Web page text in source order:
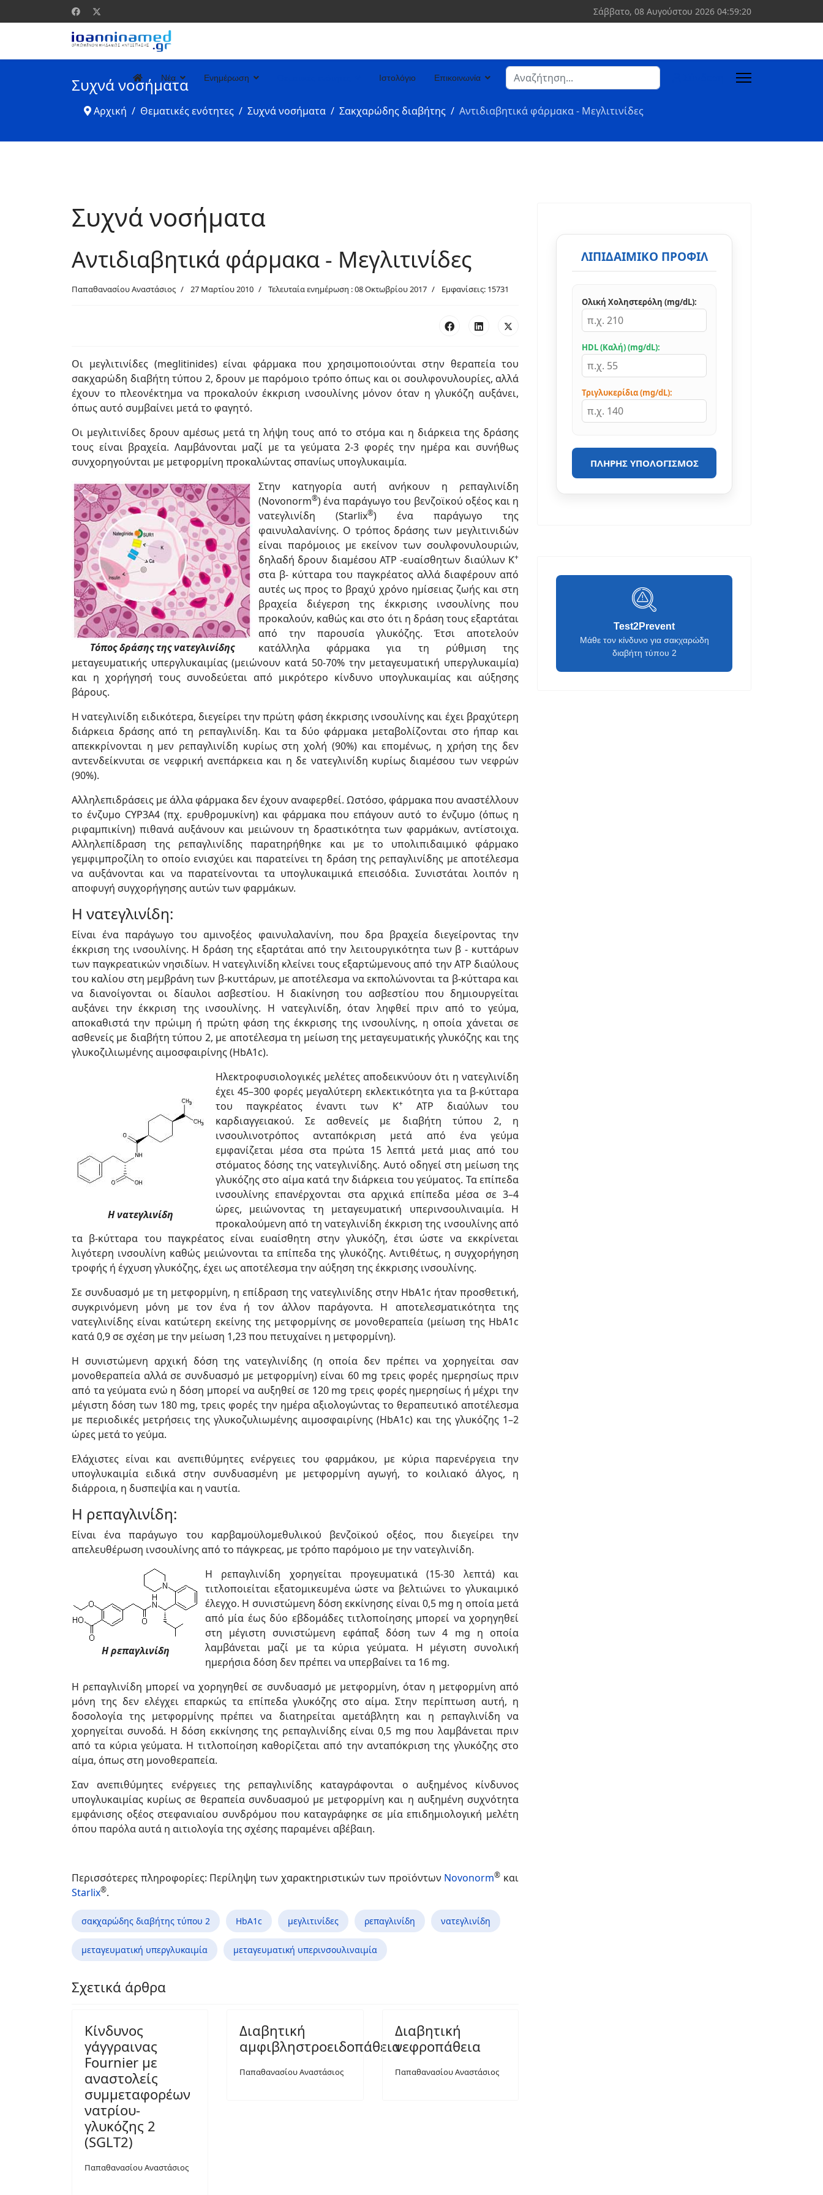
Σάββατο, 08 Αυγούστου 2026 04:59:21
Νέα Ενημέρωση Ιστολόγιο Επικοινωνία
Αναζήτηση
Συχνά νοσήματα
Αρχική Θεματικές ενότητες Συχνά νοσήματα Σακχαρώδης διαβήτης Αντιδιαβητικά φάρμακα - Μεγλιτινίδες
Συχνά νοσήματα
Αντιδιαβητικά φάρμακα - Μεγλιτινίδες
Παπαθανασίου Αναστάσιος 27 Μαρτίου 2010 Τελευταία ενημέρωση : 08 Οκτωβρίου 2017 Εμφανίσεις: 15731
Οι μεγλιτινίδες (meglitinides) είναι φάρμακα που χρησιμοποιούνται στην θεραπεία του
σακχαρώδη διαβήτη τύπου 2, δρουν με παρόμοιο τρόπο όπως και οι σουλφονυλουρίες, αλλά
έχουν το πλεονέκτημα να προκαλούν έκκριση ινσουλίνης μόνον όταν η γλυκόζη αυξάνει,
όπως αυτό συμβαίνει μετά το φαγητό.
Οι μεγλιτινίδες δρουν αμέσως μετά τη λήψη τους από το στόμα και η διάρκεια της δράσης
τους είναι βραχεία. Λαμβάνονται μαζί με τα γεύματα 2-3 φορές την ημέρα και συνήθως
συνχορηγούνται με μετφορμίνη προκαλώντας σπανίως υπογλυκαιμία.
Τόπος δράσης της νατεγλινίδης
Στην κατηγορία αυτή ανήκουν η ρεπαγλινίδη
(Novonorm®) ένα παράγωγο του βενζοϊκού οξέος και η
νατεγλινίδη (Starlix®) ένα παράγωγο της
φαινυλαλανίνης. Ο τρόπος δράσης των μεγλιτινιδών
είναι παρόμοιος με εκείνον των σουλφονυλουριών,
δηλαδή δρουν διαμέσου ΑΤΡ -ευαίσθητων διαύλων Κ+
στα β- κύτταρα του παγκρέατος αλλά διαφέρουν από
αυτές ως προς το βραχύ χρόνο ημίσειας ζωής και στη
βραχεία διέγερση της έκκρισης ινσουλίνης που
προκαλούν, καθώς και στο ότι η δράση τους εξαρτάται
από την παρουσία γλυκόζης. Έτσι αποτελούν
κατάλληλα φάρμακα για τη ρύθμιση της
μεταγευματικής υπεργλυκαιμίας (μειώνουν κατά 50-70% την μεταγευματική υπεργλυκαιμία)
και η χορήγησή τους συνοδεύεται από μικρότερο κίνδυνο υπογλυκαιμίας και αύξησης
βάρους.
Η νατεγλινίδη ειδικότερα, διεγείρει την πρώτη φάση έκκρισης ινσουλίνης και έχει βραχύτερη
διάρκεια δράσης από τη ρεπαγλινίδη. Και τα δύο φάρμακα μεταβολίζονται στο ήπαρ και
απεκκρίνονται η μεν ρεπαγλινίδη κυρίως στη χολή (90%) και επομένως, η χρήση της δεν
αντενδείκνυται σε νεφρική ανεπάρκεια και η δε νατεγλινίδη κυρίως διαμέσου των νεφρών
(90%).
Αλληλεπιδράσεις με άλλα φάρμακα δεν έχουν αναφερθεί. Ωστόσο, φάρμακα που αναστέλλουν
το ένζυμο CYP3A4 (πχ. ερυθρομυκίνη) και φάρμακα που επάγουν αυτό το ένζυμο (όπως η
ριφαμπικίνη) πιθανά αυξάνουν και μειώνουν τη δραστικότητα των φαρμάκων, αντίστοιχα.
Αλληλεπίδραση της ρεπαγλινίδης παρατηρήθηκε και με το υπολιπιδαιμικό φάρμακο
γεμφιμπροζίλη το οποίο ενισχύει και παρατείνει τη δράση της ρεπαγλινίδης με αποτέλεσμα
να αυξάνονται και να παρατείνονται τα υπογλυκαιμικά επεισόδια. Συνιστάται λοιπόν η
αποφυγή συγχορήγησης αυτών των φαρμάκων.
Η νατεγλινίδη:
Είναι ένα παράγωγο του αμινοξέος φαινυλαλανίνη, που δρα βραχεία διεγείροντας την
έκκριση της ινσουλίνης. Η δράση της εξαρτάται από την λειτουργικότητα των β - κυττάρων
των παγκρεατικών νησιδίων. Η νατεγλινίδη κλείνει τους εξαρτώμενους από την ATP διαύλους
του καλίου στη μεμβράνη των β-κυττάρων, με αποτέλεσμα να εκπολώνονται τα β-κύτταρα και
να διανοίγονται οι δίαυλοι ασβεστίου. Η διακίνηση του ασβεστίου που δημιουργείται
αυξάνει την έκκριση της ινσουλίνης. Η νατεγλινίδη, όταν ληφθεί πριν από το γεύμα,
αποκαθιστά την πρώιμη ή πρώτη φάση της έκκρισης της ινσουλίνης, η οποία χάνεται σε
ασθενείς με διαβήτη τύπου 2, με αποτέλεσμα τη μείωση της μεταγευματικής γλυκόζης και της
γλυκοζιλιωμένης αιμοσφαιρίνης (HbA1c).
Η νατεγλινίδη
Ηλεκτροφυσιολογικές μελέτες αποδεικνύουν ότι η νατεγλινίδη
έχει 45–300 φορές μεγαλύτερη εκλεκτικότητα για τα β-κύτταρα
του παγκρέατος έναντι των Κ+ATP διαύλων του
καρδιαγγειακού. Σε ασθενείς με διαβήτη τύπου 2, η
ινσουλινοτρόπος ανταπόκριση μετά από ένα γεύμα
εμφανίζεται μέσα στα πρώτα 15 λεπτά μετά μιας από του
στόματος δόσης της νατεγλινίδης. Αυτό οδηγεί στη μείωση της
γλυκόζης στο αίμα κατά την διάρκεια του γεύματος. Τα επίπεδα
ινσουλίνης επανέρχονται στα αρχικά επίπεδα μέσα σε 3–4
ώρες, μειώνοντας τη μεταγευματική υπερινσουλιναιμία. Η
προκαλούμενη από τη νατεγλινίδη έκκριση της ινσουλίνης από
τα β-κύτταρα του παγκρέατος είναι ευαίσθητη στην γλυκόζη, έτσι ώστε να εκκρίνεται
λιγότερη ινσουλίνη καθώς μειώνονται τα επίπεδα της γλυκόζης. Αντιθέτως, η συγχορήγηση
τροφής ή έγχυση γλυκόζης, έχει ως αποτέλεσμα την αύξηση της έκκρισης ινσουλίνης.
Σε συνδυασμό με τη μετφορμίνη, η επίδραση της νατεγλινίδης στην HbA1c ήταν προσθετική,
συγκρινόμενη μόνη με τον ένα ή τον άλλον παράγοντα. Η αποτελεσματικότητα της
νατεγλινίδης είναι κατώτερη εκείνης της μετφορμίνης σε μονοθεραπεία (μείωση της HbA1c
κατά 0,9 σε σχέση με την μείωση 1,23 που πετυχαίνει η μετφορμίνη).
Η συνιστώμενη αρχική δόση της νατεγλινίδης (η οποία δεν πρέπει να χορηγείται σαν
μονοθεραπεία αλλά σε συνδυασμό με μετφορμίνη) είναι 60 mg τρεις φορές ημερησίως πριν
από τα γεύματα ενώ η δόση μπορεί να αυξηθεί σε 120 mg τρεις φορές ημερησίως ή μέχρι την
μέγιστη δόση των 180 mg, τρεις φορές την ημέρα αξιολογώντας το θεραπευτικό αποτέλεσμα
με περιοδικές μετρήσεις της γλυκοζυλιωμένης αιμοσφαιρίνης (HbA1c) και της γλυκόζης 1–2
ώρες μετά το γεύμα.
Ελάχιστες είναι και ανεπιθύμητες ενέργειες του φαρμάκου, με κύρια παρενέργεια την
υπογλυκαιμία ειδικά στην συνδυασμένη με μετφορμίνη αγωγή, το κοιλιακό άλγος, η
διάρροια, η δυσπεψία και η ναυτία.
Η ρεπαγλινίδη:
Είναι ένα παράγωγο του καρβαμοϋλομεθυλικού βενζοϊκού οξέος, που διεγείρει την
απελευθέρωση ινσουλίνης από το πάγκρεας, με τρόπο παρόμοιο με την νατεγλινίδη.
Η
Η ρεπαγλινίδη
ρεπαγλινίδη χορηγείται προγευματικά (15-30 λεπτά) και
τιτλοποιείται εξατομικευμένα ώστε να βελτιώνει το γλυκαιμικό
έλεγχο. Η συνιστώμενη δόση εκκίνησης είναι 0,5 mg η οποία μετά
από μία έως δύο εβδομάδες τιτλοποίησης μπορεί να χορηγηθεί
στη μέγιστη συνιστώμενη εφάπαξ δόση των 4 mg η οποία
λαμβάνεται μαζί με τα κύρια γεύματα. Η μέγιστη συνολική
ημερήσια δόση δεν πρέπει να υπερβαίνει τα 16 mg.
H ρεπαγλινίδη μπορεί να χορηγηθεί σε συνδυασμό με μετφορμίνη, όταν η μετφορμίνη από
μόνη της δεν ελέγχει επαρκώς τα επίπεδα γλυκόζης στο αίμα. Στην περίπτωση αυτή, η
δοσολογία της μετφορμίνης πρέπει να διατηρείται αμετάβλητη και η ρεπαγλινίδη να
χορηγείται συνοδά. Η δόση εκκίνησης της ρεπαγλινίδης είναι 0,5 mg που λαμβάνεται πριν
από τα κύρια γεύματα. Η τιτλοποίηση καθορίζεται από την ανταπόκριση της γλυκόζης στο
αίμα, όπως στη μονοθεραπεία.
Σαν ανεπιθύμητες ενέργειες της ρεπαγλινίδης καταγράφονται ο αυξημένος κίνδυνος
υπογλυκαιμίας κυρίως σε θεραπεία συνδυασμού με μετφορμίνη και η αυξημένη συχνότητα
εμφάνισης οξέος στεφανιαίου συνδρόμου που καταγράφηκε σε μία επιδημιολογική μελέτη
όπου παρόλα αυτά η αιτιολογία της σχέσης παραμένει αβέβαιη.
Περισσότερες πληροφορίες: Περίληψη των χαρακτηριστικών των προϊόντων Novonorm® και
Starlix®.
σακχαρώδης διαβήτης τύπου 2 HbA1c μεγλιτινίδες ρεπαγλινίδη νατεγλινίδη
μεταγευματική υπεργλυκαιμία μεταγευματική υπερινσουλιναιμία
Σχετικά άρθρα
Κίνδυνος
γάγγραινας
Fournier με
αναστολείς
συμμεταφορέων
νατρίου-
γλυκόζης 2
(SGLT2)
Παπαθανασίου Αναστάσιος
Διαβητική
αμφιβληστροειδοπάθεια
Παπαθανασίου Αναστάσιος
Διαβητική
νεφροπάθεια
Παπαθανασίου Αναστάσιος
ΛΙΠΙΔΑΙΜΙΚΌ ΠΡΟΦΊΛ
Ολική Χοληστερόλη (mg/dL):
HDL (Καλή) (mg/dL):
Τριγλυκερίδια (mg/dL):
ΠΛΉΡΗΣ ΥΠΟΛΟΓΙΣΜΌΣ
Test2Prevent
Μάθε τον κίνδυνο για σακχαρώδη
διαβήτη τύπου 2